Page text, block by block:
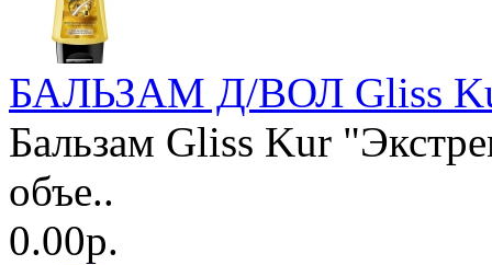
БАЛЬЗАМ Д/ВОЛ Gliss
Бальзам Gliss Kur
объе..
0.00р.